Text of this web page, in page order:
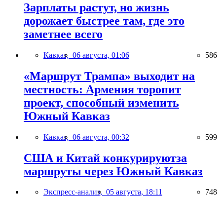
Зарплаты растут, но жизнь
дорожает быстрее там, где это
заметнее всего
Кавказ, 06 августа, 01:06 586
«Маршрут Трампа» выходит на
местность: Армения торопит
проект, способный изменить
Южный Кавказ
Кавказ, 06 августа, 00:32 599
США и Китай конкурируютза
маршруты через Южный Кавказ
Экспресс-анализ, 05 августа, 18:11 748